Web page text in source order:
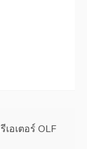
อเตอร์ OLF